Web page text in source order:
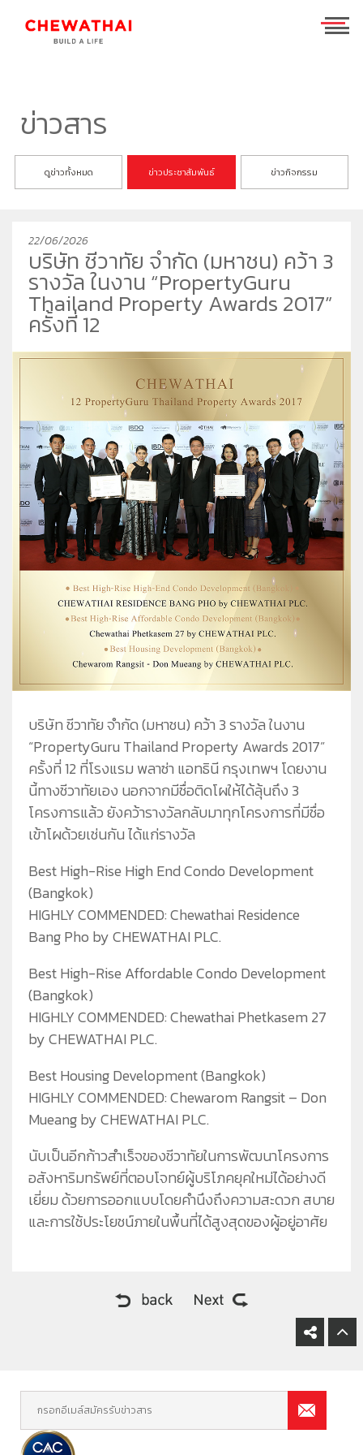
บ้าน
ชีวาวัลย์ ปิ่นเกล้า-สาทร
ชีวารมย์ ราชพฤกษ์ตัดใหม่
คอนโดมิเนียม
ชีวาทัย ปิ่นเกล้า
ชีวาทัย เรสซิเดนซ์ ทองหล่อ
ชีวาทัย ฮอลล์มาร์ค ลาดพร้าว - โชคชัย 4 เฟส 2
ชีวาทัย เกษตร - นวมินทร์
ชีวาทัย ฮอลล์มาร์ค ลาดพร้าว - โชคชัย 4
ชีวาโฮม สุขสวัสดิ์ - ประชาอุทิศ
ชีวาโฮม วงแหวน - ลำลูกกา
ชีวาโฮม กรุงเทพ - ปทุม
ชีวาโฮม รังสิต - ปทุม
โฮมออฟฟิศ
ชีวา บิซ โฮม เอกชัย-บางบอน
ที่อยู่อาศัยมือสอง
ค้นหาตามโซน
นักลงทุนสัมพันธ์
ภาพรวมธุรกิจบริษัท
ลักษณะการประกอบธุรกิจ
โครงสร้างกลุ่มบริษัท
ประวัติความเป็นมาของบริษัท
วิสัยทัศน์และพันธกิจ
โครงสร้างองค์กร
คณะกรรมการบริษัท
คณะกรรมการตรวจสอบ
คณะกรรมการบริหาร
คณะกรรมการสรรหาและพิจารณาค่าตอบแทน
คณะผู้บริหาร
Promotion
Activity
Privilege
Info
Magazine
ข่าว&โปรโมชั่น
ดูข่าวทั้งหมด
ข่าวประชาสัมพันธ์
ข่าวกิจกรรม
ดูโปรโมชั่นทั้งหมด
ทาวน์โฮม
คอนโดมิเนียม
โฮมออฟฟิศ
รับซื้อที่ดิน
ติดต่อเรา
ความรับผิดชอบต่อสังคม
ข่าวสาร
ดูข่าวทั้งหมด ข่าวประชาสัมพันธ์ ข่าวกิจกรรม
22/06/2026
บริษัท ชีวาทัย จำกัด (มหาชน) คว้า 3
รางวัล ในงาน “PropertyGuru
Thailand Property Awards 2017”
ครั้งที่ 12
บริษัท ชีวาทัย จำกัด (มหาชน) คว้า 3 รางวัล ในงาน
“PropertyGuru Thailand Property Awards 2017”
ครั้งที่ 12 ที่โรงแรม พลาซ่า แอทธินี กรุงเทพฯ โดยงาน
นี้ทางชีวาทัยเอง นอกจากมีชื่อติดโผให้ได้ลุ้นถึง 3
โครงการแล้ว ยังคว้ารางวัลกลับมาทุกโครงการที่มีชื่อ
เข้าโผด้วยเช่นกัน ได้แก่รางวัล
Best High-Rise High End Condo Development
(Bangkok)
HIGHLY COMMENDED: Chewathai Residence
Bang Pho by CHEWATHAI PLC.
Best High-Rise Affordable Condo Development
(Bangkok)
HIGHLY COMMENDED: Chewathai Phetkasem 27
by CHEWATHAI PLC.
Best Housing Development (Bangkok)
HIGHLY COMMENDED: Chewarom Rangsit – Don
Mueang by CHEWATHAI PLC.
นับเป็นอีกก้าวสำเร็จของชีวาทัยในการพัฒนาโครงการ
อสังหาริมทรัพย์ที่ตอบโจทย์ผู้บริโภคยุคใหม่ได้อย่างดี
เยี่ยม ด้วยการออกแบบโดยคำนึงถึงความสะดวก สบาย
และการใช้ประโยชน์ภายในพื้นที่ได้สูงสุดของผู้อยู่อาศัย